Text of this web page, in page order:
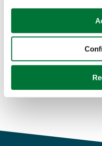
Si lo permite, también
Recopilar
Identificar su
para buscar
Obtenga más
de cookies.
Coches de segunda mano
Coches de km0